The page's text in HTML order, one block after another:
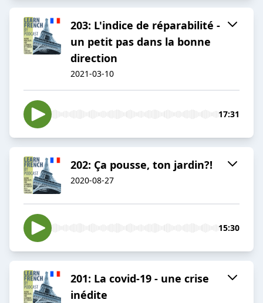
203: L'indice de réparabilité -
un petit pas dans la bonne
direction
2021-03-10
17:31
202: Ça pousse, ton jardin?!
2020-08-27
15:30
201: La covid-19 - une crise
inédite